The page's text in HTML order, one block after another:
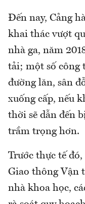
Đến nay, Cảng
khai thác vượt
nhà ga, năm
tải; một số công
đường lăn, sân
xuống cấp, nếu
thời sẽ dẫn đến
trầm trọng hơn.
Trước thực tế
Giao thông Vận
nhà khoa học,